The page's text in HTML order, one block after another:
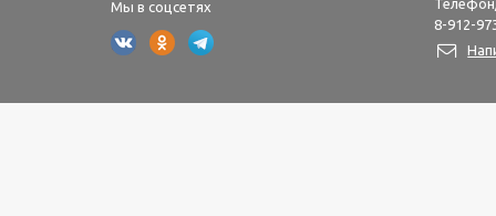
Мы в соцсетях
8-912-